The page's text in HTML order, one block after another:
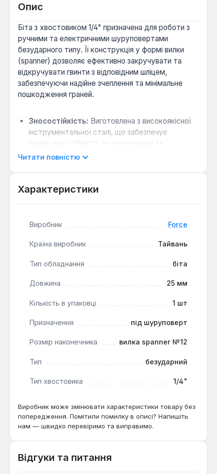
Опис
Біта з хвостовиком 1/4" призначена для роботи з
ручними та електричними шуруповертами
безударного типу. Її конструкція у формі вилки
(spanner) дозволяє ефективно закручувати та
відкручувати гвинти з відповідним шліцем,
забезпечуючи надійне зчеплення та мінімальне
пошкодження граней.
Зносостійкість: Виготовлена з високоякісної
інструментальної сталі, що забезпечує
підвищену стійкість до зношування та
деформації під час інтенсивного навантаження.
що робить біту сумісною з широким спектром
Робота в обмежених умовах:Загальна
дозволяють працювати в вузьких та
важкодоступних місцях, де інші інструменти
можуть не поміститися.
професійних майстрів та домашніх умільців. Вона
оптимально підходить для точних монтажних
техніки, ремонті електроніки та інших задачах, де
ударних навантажень.
Читати повністю
Характеристики
Виробник Force
Країна виробник Тайвань
Тип обладнання біта
Довжина 25 мм
Кількість в упаковці 1 шт
Призначення під шуруповерт
Розмір наконечника вилка spanner №12
Тип безударний
Тип хвостовика 1/4"
Виробник може змінювати характеристики товару без
попередження. Помітили помилку в описі? Напишіть
нам — швидко перевіримо та виправимо.
Відгуки та питання